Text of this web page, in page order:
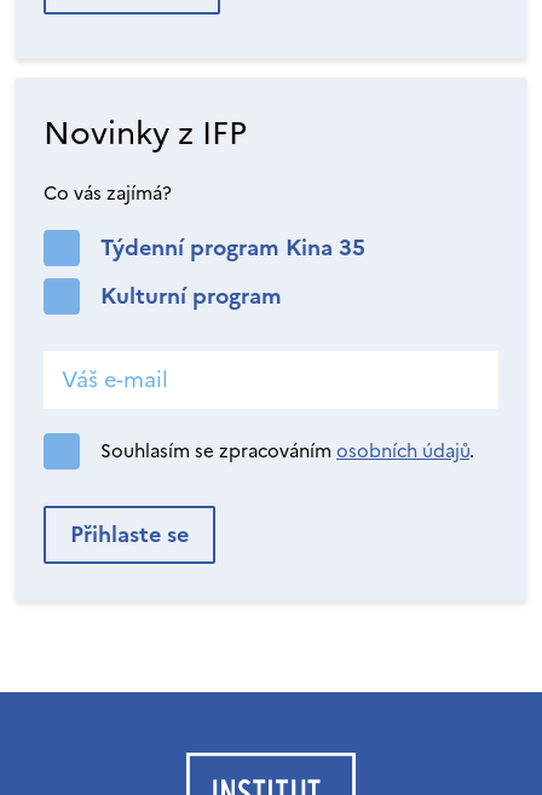
Novinky z IFP
Co vás zajímá?
Týdenní program Kina 35
Kulturní program
Souhlasím se zpracováním osobních údajů.